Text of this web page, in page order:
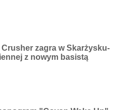
zagra w Skarżysku-
z nowym basistą